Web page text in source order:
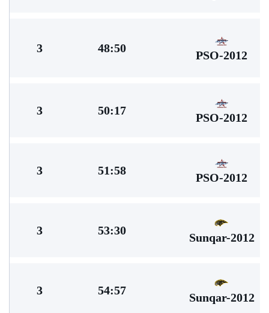
3 48:50
PSO-2012
3 50:17
PSO-2012
3 51:58
PSO-2012
3 53:30
Sunqar-2012
3 54:57
Sunqar-2012